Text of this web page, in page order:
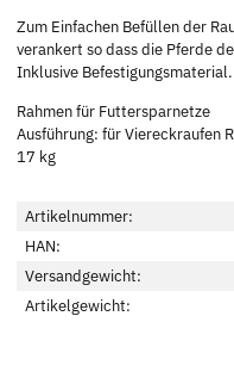
Zum Einfachen Befüllen der
verankert so dass die Pferde
Inklusive Befestigungsmaterial.
Rahmen für Futtersparnetze
Ausführung: für Viereckraufen
17 kg
Artikelnummer:
HAN:
Versandgewicht:
Artikelgewicht: